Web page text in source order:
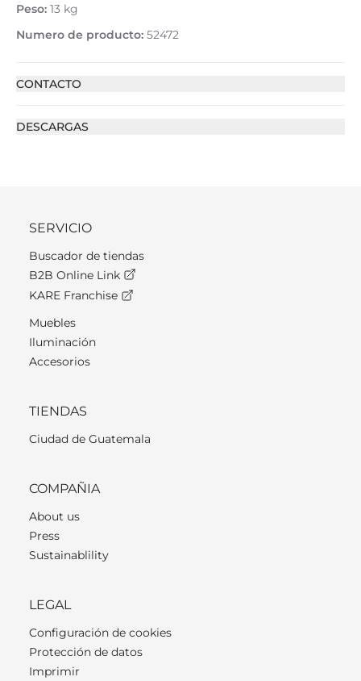
Peso: 13 kg
Numero de producto: 52472
CONTACTO
DESCARGAS
SERVICIO
Buscador de tiendas
B2B Online Link
KARE Franchise
Muebles
Iluminación
Accesorios
TIENDAS
Ciudad de Guatemala
COMPAÑIA
About us
Press
Sustainablility
LEGAL
Configuración de cookies
Protección de datos
Imprimir